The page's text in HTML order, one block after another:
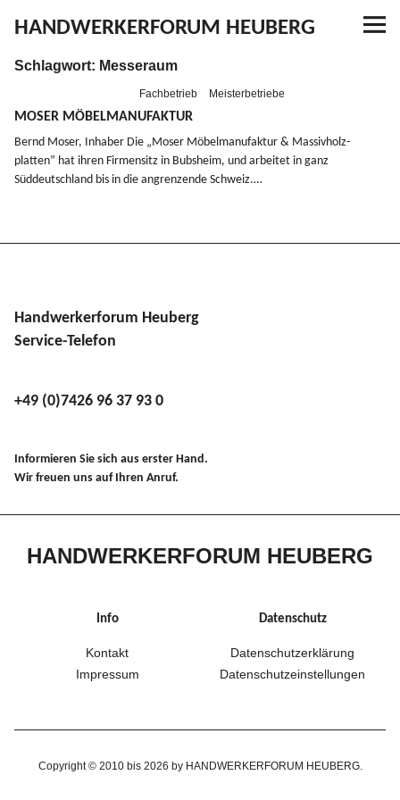
HANDWERKERFORUM HEUBERG
Referenzen
Ausbildung
Aktuelles
Schlagwort: Messeraum
Fachbetrieb Meisterbetriebe
MOSER MÖBELMANUFAKTUR
Bernd Moser, Inhaber Die „Moser Möbel­ma­nu­faktur& Massiv­holz­
platten” hat ihren Firmensitz in Bubsheim, und arbeitet in ganz
Süddeutschland bis in die angren­zende Schweiz.…
Handwerkerforum Heuberg
Service-Telefon
+49 (0)7426 96 37 93 0
Informieren Sie sich aus erster Hand.
Wir freuen uns auf Ihren Anruf.
HANDWERKERFORUM HEUBERG
Info
Kontakt
Impressum
Datenschutz
Datenschutzerklärung
Datenschutzeinstellungen
Copyright © 2010 bis 2026 by HANDWERKERFORUM HEUBERG